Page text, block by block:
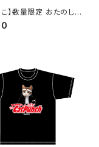
こ】数量限定 おたのし
なくなり次第終了 な
めんなよ）Tシャツ